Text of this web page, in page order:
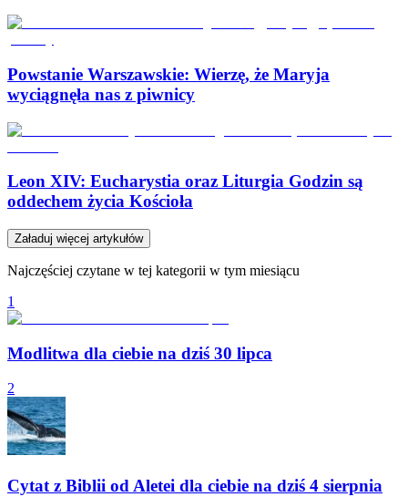
Powstanie Warszawskie: Wierzę, że Maryja
wyciągnęła nas z piwnicy
Leon XIV: Eucharystia oraz Liturgia Godzin są
oddechem życia Kościoła
Załaduj więcej artykułów
Najczęściej czytane w tej kategorii w tym miesiącu
1
Modlitwa dla ciebie na dziś 30 lipca
2
Cytat z Biblii od Aletei dla ciebie na dziś 4 sierpnia